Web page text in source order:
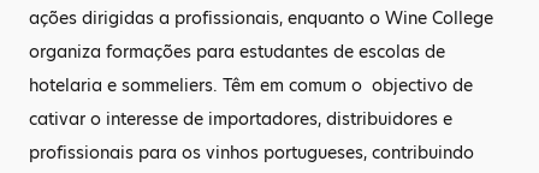
ações dirigidas a profissionais, enquanto o Wine College
organiza formações para estudantes de escolas de
hotelaria e sommeliers. Têm em comum o objectivo de
cativar o interesse de importadores, distribuidores e
profissionais para os vinhos portugueses, contribuindo